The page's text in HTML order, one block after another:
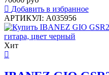
Добавить в избранное
АРТИКУЛ: A035956
Хит